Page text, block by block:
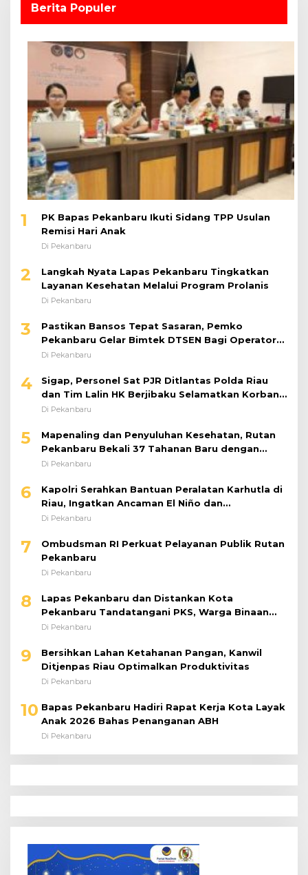
Berita Populer
1
PK Bapas Pekanbaru Ikuti Sidang TPP Usulan
Remisi Hari Anak
Di Pekanbaru
2
Langkah Nyata Lapas Pekanbaru Tingkatkan
Layanan Kesehatan Melalui Program Prolanis
Di Pekanbaru
3
Pastikan Bansos Tepat Sasaran, Pemko
Pekanbaru Gelar Bimtek DTSEN Bagi Operator
Puskessos
Di Pekanbaru
4
Sigap, Personel Sat PJR Ditlantas Polda Riau
dan Tim Lalin HK Berjibaku Selamatkan Korban
Kecelakaan di Tol Pekanbaru–Dumai
Di Pekanbaru
5
Mapenaling dan Penyuluhan Kesehatan, Rutan
Pekanbaru Bekali 37 Tahanan Baru dengan
Edukasi TBC, HIV, dan Bahaya Narkoba
Di Pekanbaru
6
Kapolri Serahkan Bantuan Peralatan Karhutla di
Riau, Ingatkan Ancaman El Niño dan
Prioritaskan Pencegahan
Di Pekanbaru
7
Ombudsman RI Perkuat Pelayanan Publik Rutan
Pekanbaru
Di Pekanbaru
8
Lapas Pekanbaru dan Distankan Kota
Pekanbaru Tandatangani PKS, Warga Binaan
Dibekali Keterampilan Peternakan Ayam Petelur
Di Pekanbaru
9
Bersihkan Lahan Ketahanan Pangan, Kanwil
Ditjenpas Riau Optimalkan Produktivitas
Di Pekanbaru
10 Bapas Pekanbaru Hadiri Rapat Kerja Kota Layak
Anak 2026 Bahas Penanganan ABH
Di Pekanbaru